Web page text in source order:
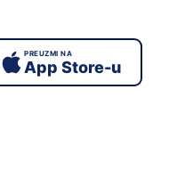
PREUZMI NA
App Store-u